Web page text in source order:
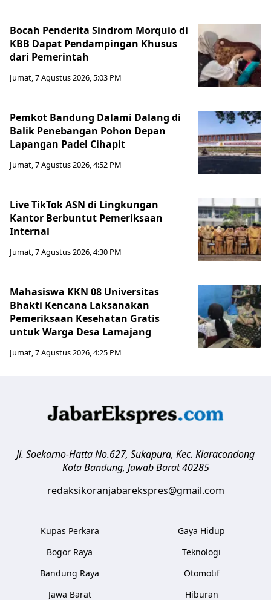
Bocah Penderita Sindrom Morquio di
KBB Dapat Pendampingan Khusus
dari Pemerintah
Jumat, 7 Agustus 2026, 5:03 PM
Pemkot Bandung Dalami Dalang di
Balik Penebangan Pohon Depan
Lapangan Padel Cihapit
Jumat, 7 Agustus 2026, 4:52 PM
Live TikTok ASN di Lingkungan
Kantor Berbuntut Pemeriksaan
Internal
Jumat, 7 Agustus 2026, 4:30 PM
Mahasiswa KKN 08 Universitas
Bhakti Kencana Laksanakan
Pemeriksaan Kesehatan Gratis
untuk Warga Desa Lamajang
Jumat, 7 Agustus 2026, 4:25 PM
Jl. Soekarno-Hatta No.627, Sukapura, Kec. Kiaracondong
Kota Bandung, Jawab Barat 40285
redaksikoranjabarekspres@gmail.com
Kupas Perkara
Bogor Raya
Bandung Raya
Jawa Barat
Gaya Hidup
Teknologi
Otomotif
Hiburan